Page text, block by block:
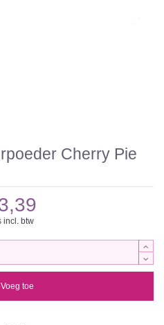
Cherry Pie
incl. btw
Voeg toe